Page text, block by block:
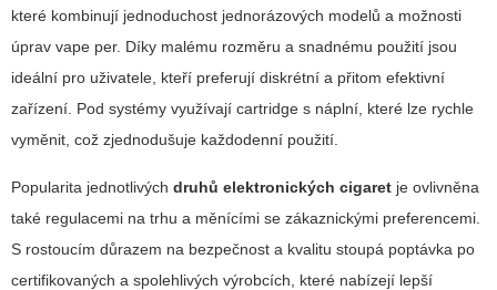
které kombinují jednoduchost jednorázových modelů a možnosti
úprav vape per. Díky malému rozměru a snadnému použití jsou
ideální pro uživatele, kteří preferují diskrétní a přitom efektivní
zařízení. Pod systémy využívají cartridge s náplní, které lze rychle
vyměnit, což zjednodušuje každodenní použití.
Popularita jednotlivých druhů elektronických cigaret je ovlivněna
také regulacemi na trhu a měnícími se zákaznickými preferencemi.
S rostoucím důrazem na bezpečnost a kvalitu stoupá poptávka po
certifikovaných a spolehlivých výrobcích, které nabízejí lepší